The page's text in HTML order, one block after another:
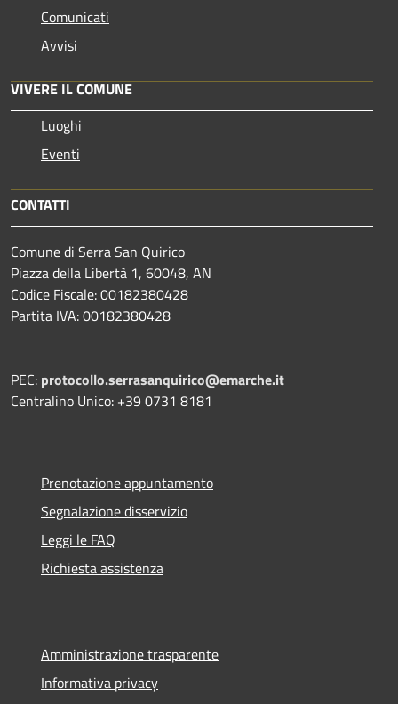
Comunicati
Avvisi
VIVERE IL COMUNE
Luoghi
Eventi
CONTATTI
Comune di Serra San Quirico
Piazza della Libertà 1, 60048, AN
Codice Fiscale: 00182380428
Partita IVA: 00182380428
PEC: protocollo.serrasanquirico@emarche.it
Centralino Unico: +39 0731 8181
Prenotazione appuntamento
Segnalazione disservizio
Leggi le FAQ
Richiesta assistenza
Amministrazione trasparente
Informativa privacy